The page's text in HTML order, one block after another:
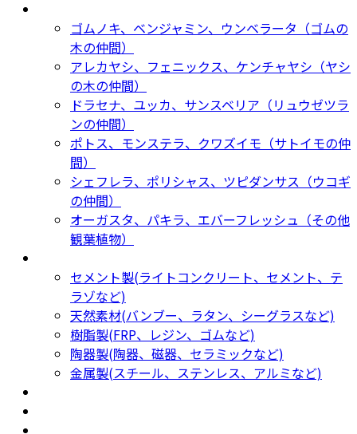
ゴムノキ、ベンジャミン、ウンベラータ（ゴムの
木の仲間）
アレカヤシ、フェニックス、ケンチャヤシ（ヤシ
の木の仲間）
ドラセナ、ユッカ、サンスベリア（リュウゼツラ
ンの仲間）
ポトス、モンステラ、クワズイモ（サトイモの仲
間）
シェフレラ、ポリシャス、ツピダンサス（ウコギ
の仲間）
オーガスタ、パキラ、エバーフレッシュ（その他
観葉植物）
セメント製(ライトコンクリート、セメント、テ
ラゾなど)
天然素材(バンブー、ラタン、シーグラスなど)
樹脂製(FRP、レジン、ゴムなど)
陶器製(陶器、磁器、セラミックなど)
金属製(スチール、ステンレス、アルミなど)